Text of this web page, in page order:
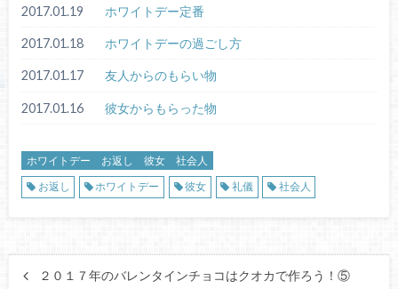
2017.01.19 ホワイトデー定番
2017.01.18 ホワイトデーの過ごし方
2017.01.17 友人からのもらい物
2017.01.16 彼女からもらった物
ホワイトデー お返し 彼女 社会人
お返し
ホワイトデー 彼女 礼儀 社会人
２０１７年のバレンタインチョコはクオカで作ろう！⑤